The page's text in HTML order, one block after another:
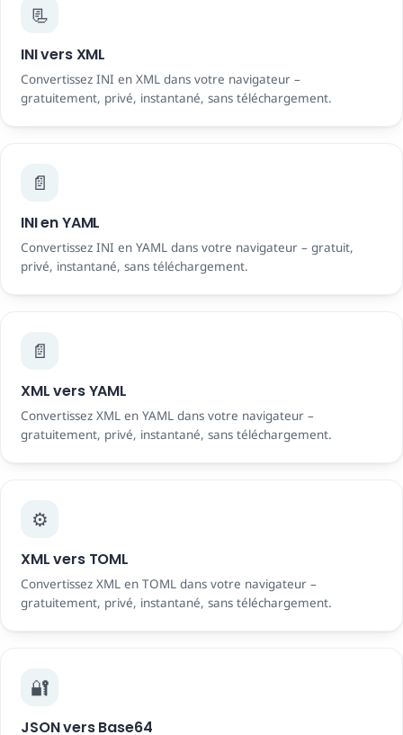
📃
INI vers XML
Convertissez INI en XML dans votre navigateur –
gratuitement, privé, instantané, sans téléchargement.
📄
INI en YAML
Convertissez INI en YAML dans votre navigateur – gratuit,
privé, instantané, sans téléchargement.
📄
XML vers YAML
Convertissez XML en YAML dans votre navigateur –
gratuitement, privé, instantané, sans téléchargement.
⚙️
XML vers TOML
Convertissez XML en TOML dans votre navigateur –
gratuitement, privé, instantané, sans téléchargement.
🔐
JSON vers Base64